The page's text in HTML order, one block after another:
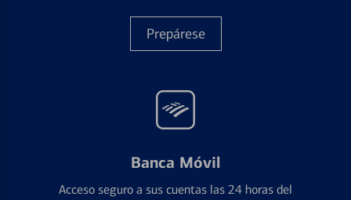
Prepárese
Banca Móvil
Acceso seguro a sus cuentas las 24 horas del